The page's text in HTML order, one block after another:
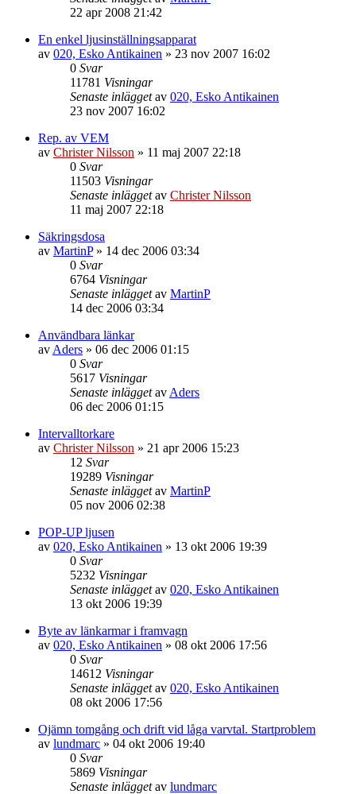
22 apr 2008 21:42
En enkel ljusinställningsapparat
av 020, Esko Antikainen » 23 nov 2007 16:02
0 Svar
11781 Visningar
Senaste inläggetav 020, Esko Antikainen
23 nov 2007 16:02
Rep. av VEM
av Christer Nilsson » 11 maj 2007 22:18
0 Svar
11503 Visningar
Senaste inläggetav Christer Nilsson
11 maj 2007 22:18
Säkringsdosa
av MartinP» 14 dec 2006 03:34
0 Svar
6764 Visningar
Senaste inläggetav MartinP
14 dec 2006 03:34
Användbara länkar
av Aders » 06 dec 2006 01:15
0 Svar
5617 Visningar
Senaste inläggetav Aders
06 dec 2006 01:15
Intervalltorkare
av Christer Nilsson » 21 apr 2006 15:23
12 Svar
19289 Visningar
Senaste inläggetav MartinP
05 nov 2006 02:38
POP-UP ljusen
av 020, Esko Antikainen » 13 okt 2006 19:39
0 Svar
5232 Visningar
Senaste inläggetav 020, Esko Antikainen
13 okt 2006 19:39
Byte av länkarmar i framvagn
av 020, Esko Antikainen » 08 okt 2006 17:56
0 Svar
14612 Visningar
Senaste inläggetav 020, Esko Antikainen
08 okt 2006 17:56
Ojämn tomgång och drift vid låga varvtal. Startproblem
av lundmarc » 04 okt 2006 19:40
0 Svar
5869 Visningar
Senaste inläggetav lundmarc